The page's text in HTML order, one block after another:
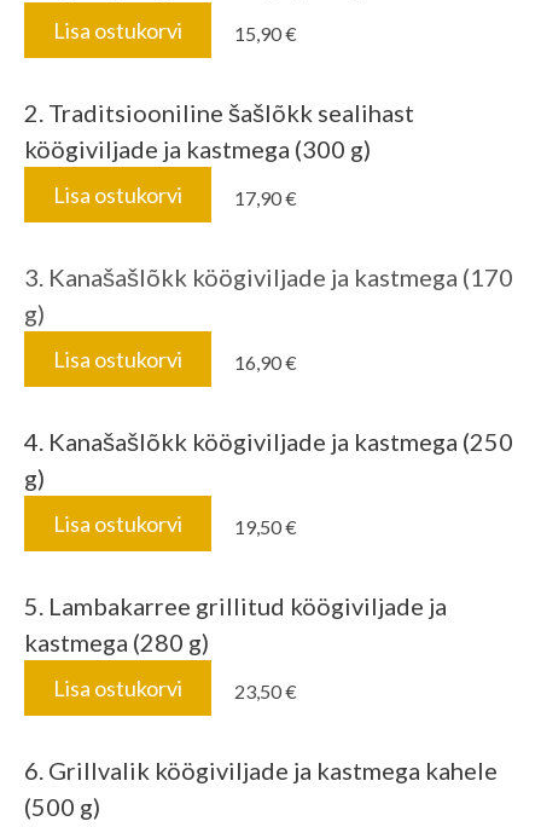
Lisa ostukorvi 15,90 €
2. Traditsiooniline šašlõkk sealihast
köögiviljade ja kastmega (300 g)
Lisa ostukorvi 17,90 €
3. Kanašašlõkk köögiviljade ja kastmega (170
g)
Lisa ostukorvi 16,90 €
4. Kanašašlõkk köögiviljade ja kastmega (250
g)
Lisa ostukorvi 19,50 €
5. Lambakarree grillitud köögiviljade ja
kastmega (280 g)
Lisa ostukorvi 23,50 €
6. Grillvalik köögiviljade ja kastmega kahele
(500 g)